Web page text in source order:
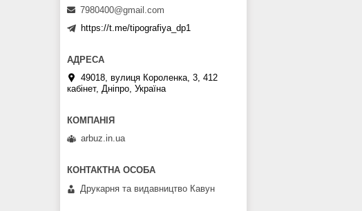
7980400@gmail.com
https://t.me/tipografiya_dp1
49018, вулиця Короленка, 3, 412
кабінет, Дніпро, Україна
arbuz.in.ua
Друкарня та видавництво Кавун